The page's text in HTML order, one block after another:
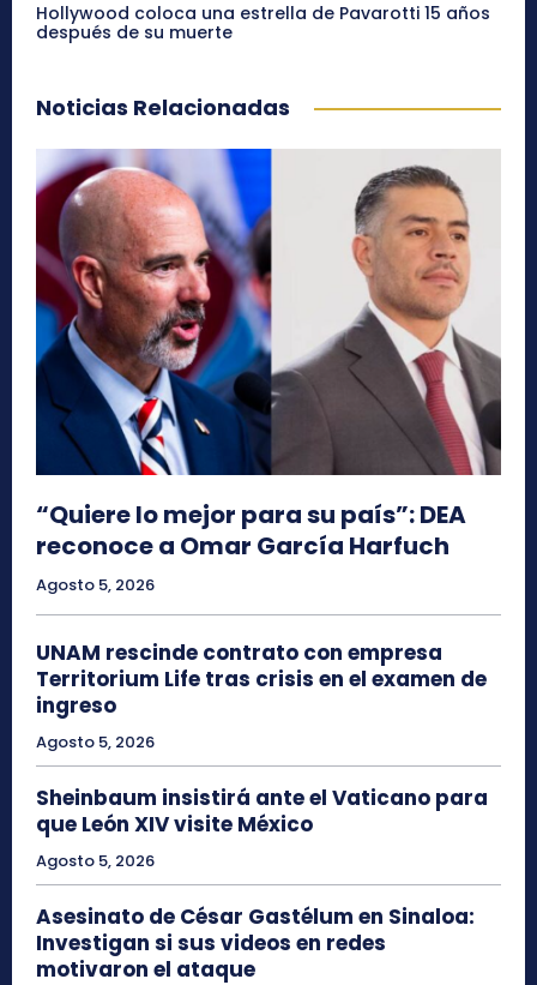
Hollywood coloca una estrella de Pavarotti 15 años
después de su muerte
Noticias Relacionadas
“Quiere lo mejor para su país”: DEA
reconoce a Omar García Harfuch
Agosto 5, 2026
UNAM rescinde contrato con empresa
Territorium Life tras crisis en el examen de
ingreso
Agosto 5, 2026
Sheinbaum insistirá ante el Vaticano para
que León XIV visite México
Agosto 5, 2026
Asesinato de César Gastélum en Sinaloa:
Investigan si sus videos en redes
motivaron el ataque